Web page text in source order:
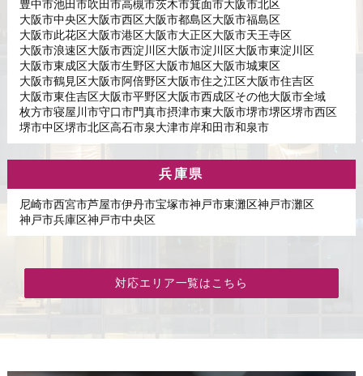
豊中市池田市吹田市高槻市茨木市箕面市大阪市北区
大阪市中央区大阪市西区大阪市都島区大阪市福島区
大阪市此花区大阪市港区大阪市大正区大阪市天王寺区
大阪市浪速区大阪市西淀川区大阪市淀川区大阪市東淀川区
大阪市東成区大阪市生野区大阪市旭区大阪市城東区
大阪市鶴見区大阪市阿倍野区大阪市住之江区大阪市住吉区
大阪市東住吉区大阪市平野区大阪市西成区その他大阪市全域
枚方市寝屋川市守口市門真市摂津市東大阪市堺市堺区堺市西区
堺市中区堺市北区高石市泉大津市岸和田市和泉市
兵庫県
尼崎市西宮市芦屋市伊丹市宝塚市神戸市東灘区神戸市灘区
神戸市兵庫区神戸市中央区
対応エリア一覧はこちら